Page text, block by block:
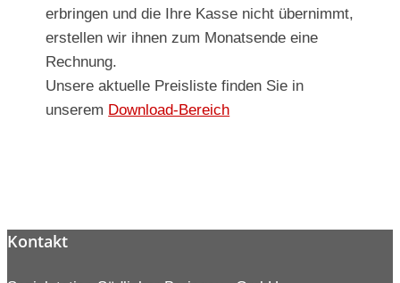
erbringen und die Ihre Kasse nicht übernimmt,
erstellen wir ihnen zum Monatsende eine
Rechnung.
Unsere aktuelle Preisliste finden Sie in
unserem Download-Bereich
Kontakt